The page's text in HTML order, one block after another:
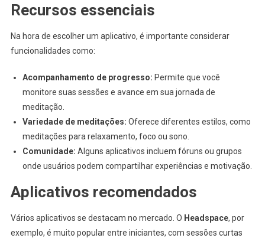
Recursos essenciais
Na hora de escolher um aplicativo, é importante considerar
funcionalidades como:
Acompanhamento de progresso: Permite que você
monitore suas sessões e avance em sua jornada de
meditação.
Variedade de meditações: Oferece diferentes estilos, como
meditações para relaxamento, foco ou sono.
Comunidade: Alguns aplicativos incluem fóruns ou grupos
onde usuários podem compartilhar experiências e motivação.
Aplicativos recomendados
Vários aplicativos se destacam no mercado. O Headspace, por
exemplo, é muito popular entre iniciantes, com sessões curtas